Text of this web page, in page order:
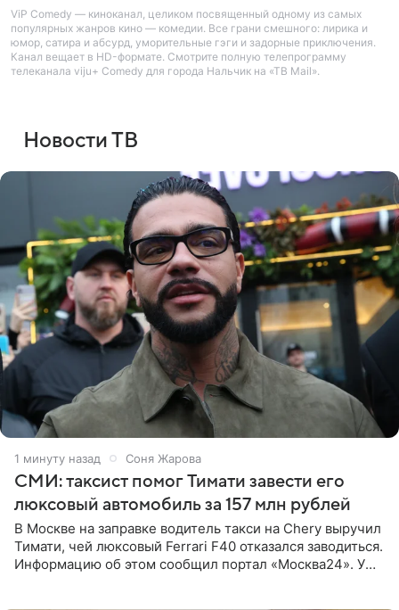
ViP Comedy — киноканал, целиком посвященный одному из самых
популярных жанров кино — комедии. Все грани смешного: лирика и
юмор, сатира и абсурд, уморительные гэги и задорные приключения.
Канал вещает в HD-формате. Смотрите полную телепрограмму
телеканала viju+ Comedy для города Нальчик на «ТВ Mail».
Новости ТВ
1 минуту назад Соня Жарова
СМИ: таксист помог Тимати завести его
люксовый автомобиль за 157 млн рублей
В Москве на заправке водитель такси на Chery выручил
Тимати, чей люксовый Ferrari F40 отказался заводиться.
Информацию об этом сообщил портал «Москва24». У